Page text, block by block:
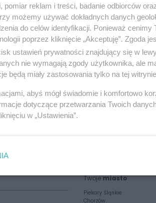
Twojemiasto
Piekary Śląskie
Chorzów
reklam i treści, badanie odbiorców
możemy używać dokładnych danych
do celów identyfikacji. Ponieważ cenimy
poprzez kliknięcie „Akceptuję”. Zgoda
ustawień prywatności znajdujący się w
nie wymagają zgody użytkownika, ale
będą miały zastosowania tylko na tej
abyś mógł świadomie i komfortowo
dotyczące przetwarzania Twoich
w „Ustawienia”.